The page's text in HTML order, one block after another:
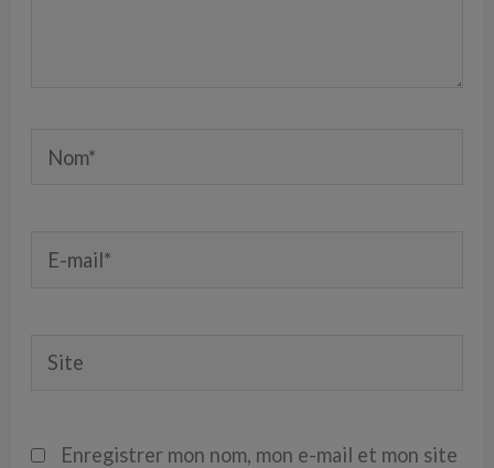
Nom*
E-
Site
Enregistrer mon nom, mon e-mail et mon site